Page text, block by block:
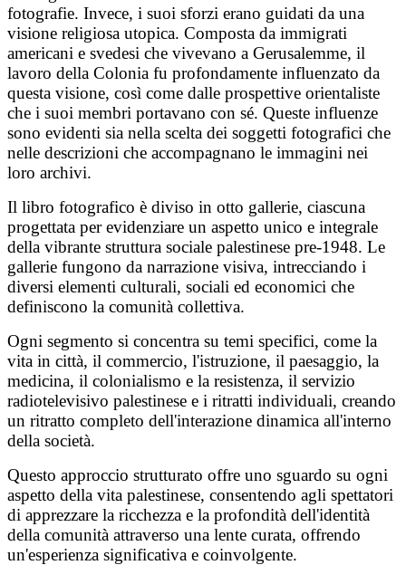
fotografie. Invece, i suoi sforzi erano guidati da una
visione religiosa utopica. Composta da immigrati
americani e svedesi che vivevano a Gerusalemme, il
lavoro della Colonia fu profondamente influenzato da
questa visione, così come dalle prospettive orientaliste
che i suoi membri portavano con sé. Queste influenze
sono evidenti sia nella scelta dei soggetti fotografici che
nelle descrizioni che accompagnano le immagini nei
loro archivi.
Il libro fotografico è diviso in otto gallerie, ciascuna
progettata per evidenziare un aspetto unico e integrale
della vibrante struttura sociale palestinese pre-1948. Le
gallerie fungono da narrazione visiva, intrecciando i
diversi elementi culturali, sociali ed economici che
definiscono la comunità collettiva.
Ogni segmento si concentra su temi specifici, come la
vita in città, il commercio, l'istruzione, il paesaggio, la
medicina, il colonialismo e la resistenza, il servizio
radiotelevisivo palestinese e i ritratti individuali, creando
un ritratto completo dell'interazione dinamica all'interno
della società.
Questo approccio strutturato offre uno sguardo su ogni
aspetto della vita palestinese, consentendo agli spettatori
di apprezzare la ricchezza e la profondità dell'identità
della comunità attraverso una lente curata, offrendo
un'esperienza significativa e coinvolgente.